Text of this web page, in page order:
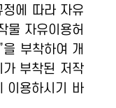
에 따라 자유
물 자유이용허
부착하여 개
부착된 저작
이용하시기 바